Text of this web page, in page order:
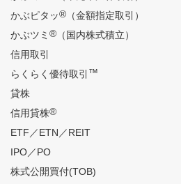
かぶピタッ®（金額指定取引）
かぶツミ ®（国内株式積立）
信用取引
らくらく優待取引 ™
貸株
信用貸株®
ETF／ETN／REIT
IPO／PO
株式公開買付(TOB)